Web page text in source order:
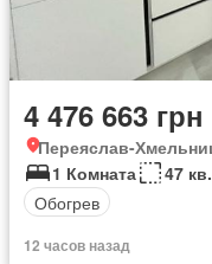
4 476 663 грн
Переяслав-
1 Комната
47
Обогрев
12 часов назад